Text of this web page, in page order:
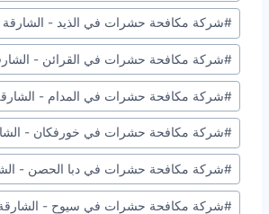
#شركة مكافحة حشرات في الذيد - الشارقة
#شركة مكافحة حشرات في القرائن - الشارقة
#شركة مكافحة حشرات في المدام - الشارقة
#شركة مكافحة حشرات في خورفكان -
#شركة مكافحة حشرات في دبا الحصن -
#شركة مكافحة حشرات في سيوح - الشارقة